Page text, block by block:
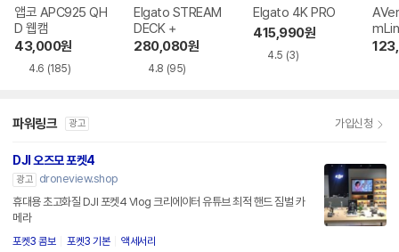
앱코 APC925 QH
D 웹캠
43,000원
4.6 (185)
Elgato STREAM
DECK +
280,080원
4.8 (95)
Elgato 4K PRO
415,990원
4.5 (3)
11G2
파워링크 광고 가입신청
DJI 오즈모 포켓4
광고
droneview.shop
휴대용 초고화질 DJI 포켓4 Vlog 크리에이터 유튜브 최적 핸드 짐벌 카
메라
포켓3 콤보 포켓3 기본 액세서리